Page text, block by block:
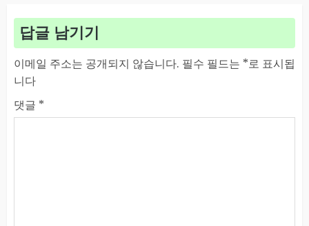
답글 남기기
이메일 주소는 공개되지 않습니다. 필수 필드는 *로 표시됩
니다
댓글 *